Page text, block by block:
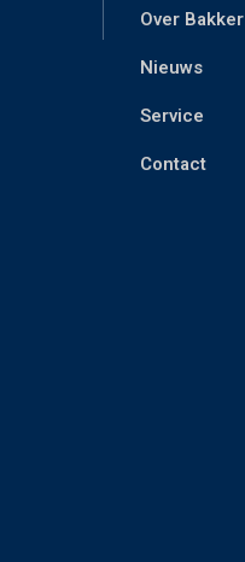
Over
Nieuws
Service
Contact